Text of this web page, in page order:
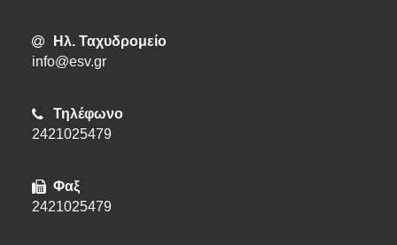
Ηλ. Ταχυδρομείο
info@esv.gr
Τηλέφωνο
2421025479
Φαξ
2421025479